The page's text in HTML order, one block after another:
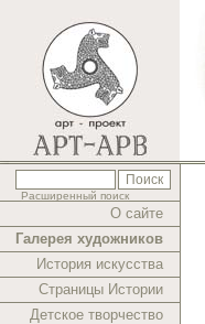
Расширенный поиск
О сайте
Галерея художников
История искусства
Страницы Истории
Детское творчество